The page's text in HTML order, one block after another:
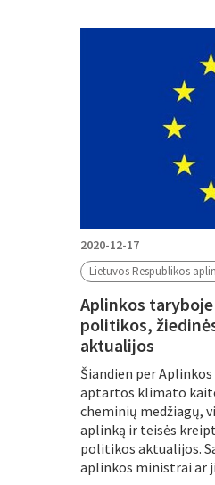
2020-12-17
Lietuvos Respublikos
Aplinkos
politikos,
aktualijos
Šiandien per
aptartos klimato
cheminių medžiagų,
aplinką ir teisės
politikos aktualijos.
aplinkos ministrai ar